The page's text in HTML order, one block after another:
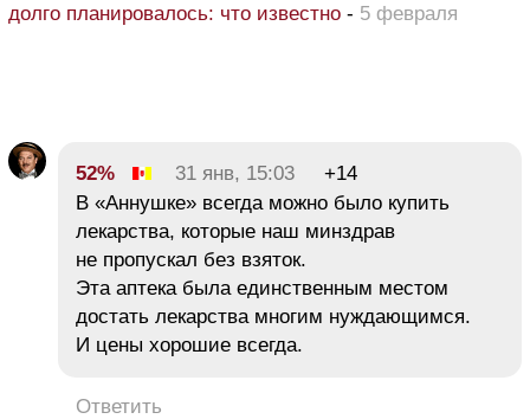
долго планировалось: что известно - 5 февраля
52% 31 янв, 15:03
+14
В «Аннушке» всегда можно было купить
лекарства, которые наш минздрав
не пропускал без взяток.
Эта аптека была единственным местом
достать лекарства многим нуждающимся.
И цены хорошие всегда.
Ответить